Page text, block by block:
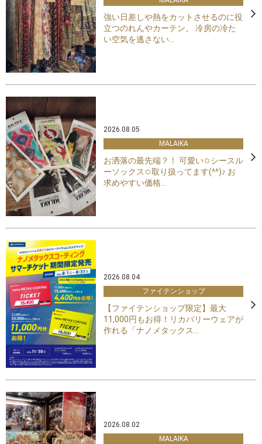
強い日差しや熱をカットさせるのに役
立つのれんやカーテン。 冷房の冷た
い空気を逃さない...
2026.08.05
MALAIKA
お洒落の最先端？！ 可愛い✩シースル
ーソックス✩取り扱ってます(^^)♪ お
求めやすい価格...
2026.08.04
ファイテンショップ
【ファイテンショップ限定】最大
11,000円もお得！リカバリーウェアが
作れる「ナノメタックス...
2026.08.02
MALAIKA